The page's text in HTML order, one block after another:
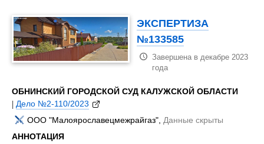
ЭКСПЕРТИЗА
№133585
Завершена в декабре 2023
года
ОБНИНСКИЙ ГОРОДСКОЙ СУД КАЛУЖСКОЙ ОБЛАСТИ
| Дело №2-110/2023
ООО "Малоярославецмежрайгаз", Данные скрыты
АННОТАЦИЯ